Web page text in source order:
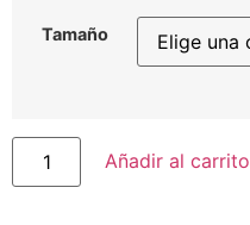
Tamaño
Añadir al carrito